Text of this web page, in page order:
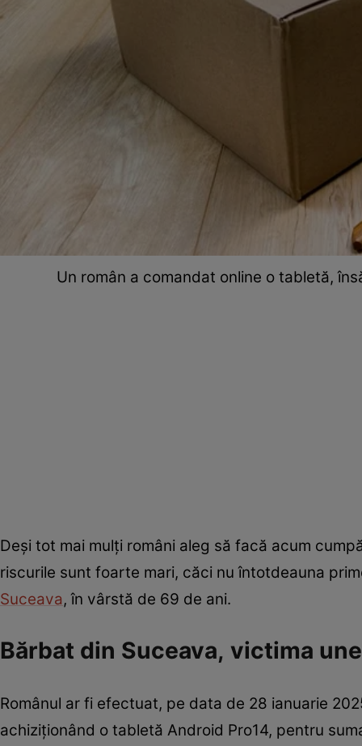
Un român a comandat online o tabletă,
Deși tot mai mulți români aleg să facă acum
riscurile sunt foarte mari, căci nu întotdeauna
Suceava, în vârstă de 69 de ani.
Bărbat din Suceava, victima
Românul ar fi efectuat, pe data de 28 ianuarie
achiziționând o tabletă Android Pro14, pentru